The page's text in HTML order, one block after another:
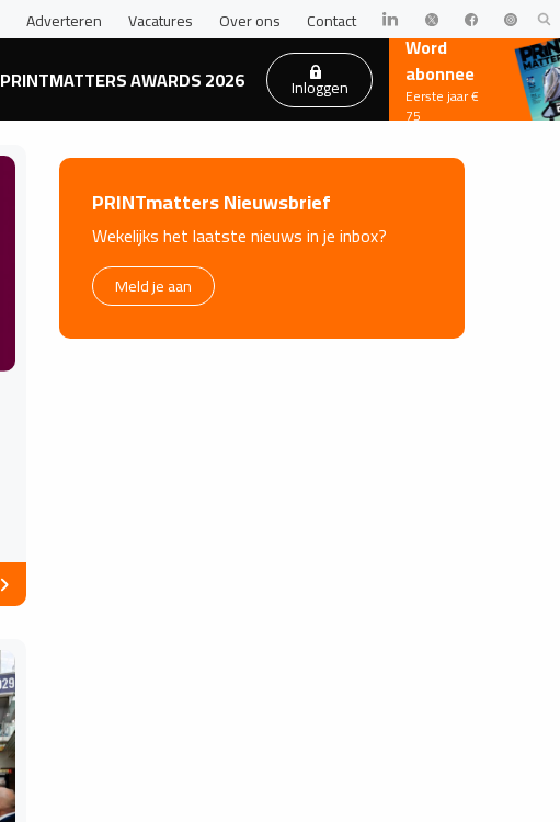
Adverteren Vacatures Over ons Contact
PRINTMATTERS AWARDS 2026 Inloggen
Word
abonnee
Eerste jaar €
75
PRINTmatters Nieuwsbrief
Wekelijks het laatste nieuws in je inbox?
Meld je aan